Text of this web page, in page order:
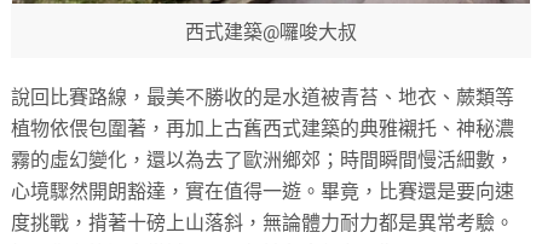
西式建築@囉唆大叔
說回比賽路線，最美不勝收的是水道被青苔、地衣、蕨類等
植物依偎包圍著，再加上古舊西式建築的典雅襯托、神秘濃
霧的虛幻變化，還以為去了歐洲鄉郊；時間瞬間慢活細數，
心境驟然開朗豁達，實在值得一遊。畢竟，比賽還是要向速
度挑戰，揹著十磅上山落斜，無論體力耐力都是異常考驗。